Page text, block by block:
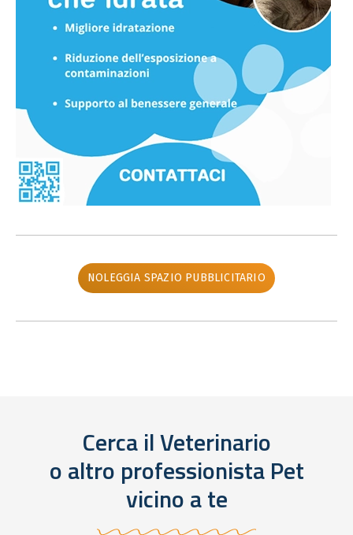
NOLEGGIA SPAZIO PUBBLICITARIO
Cerca il Veterinario
o altro professionista Pet
vicino a te